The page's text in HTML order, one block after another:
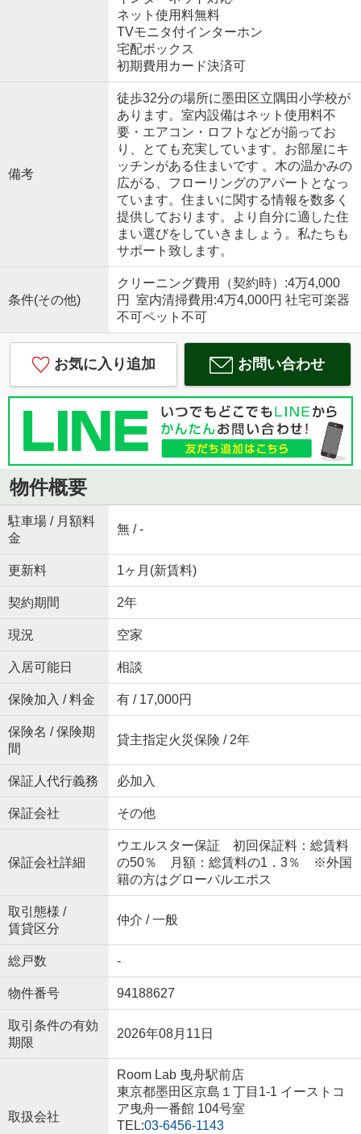
ネット使用料無料
TVモニタ付インターホン
宅配ボックス
初期費用カード決済可
備考
徒歩32分の場所に墨田区立隅田小学校が
あります。室内設備はネット使用料不
要・エアコン・ロフトなどが揃ってお
り、とても充実しています。お部屋にキ
ッチンがある住まいです 。木の温かみの
広がる、フローリングのアパートとなっ
ています。住まいに関する情報を数多く
提供しております。より自分に適した住
まい選びをしていきましょう。私たちも
サポート致します。
条件(その他)
クリーニング費用（契約時）:4万4,000
円 室内清掃費用:4万4,000円 社宅可楽器
不可ペット不可
お気に入り追加 お問い合わせ
物件概要
駐車場 / 月額料
金
無 / -
更新料 1ヶ月(新賃料)
契約期間 2年
現況 空家
入居可能日 相談
保険加入 / 料金 有 / 17,000円
保険名 / 保険期
間
貸主指定火災保険 / 2年
保証人代行義務 必加入
保証会社 その他
保証会社詳細
ウエルスター保証 初回保証料：総賃料
の50％ 月額：総賃料の1．3％ ※外国
籍の方はグローバルエポス
取引態様 /
賃貸区分
仲介 / 一般
総戸数 -
物件番号 94188627
取引条件の有効
期限
2026年08月11日
取扱会社
Room Lab 曳舟駅前店
東京都墨田区京島１丁目1-1 イーストコ
ア曳舟一番館 104号室
TEL:03-6456-1143